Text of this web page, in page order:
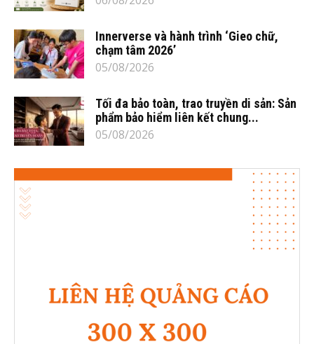
Innerverse và hành trình ‘Gieo chữ,
chạm tâm 2026’
05/08/2026
Tối đa bảo toàn, trao truyền di sản: Sản
phẩm bảo hiểm liên kết chung...
05/08/2026